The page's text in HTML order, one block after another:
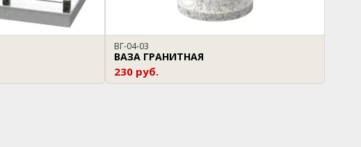
ВГ-04-03
ВАЗА ГРАНИТНАЯ
230 руб.